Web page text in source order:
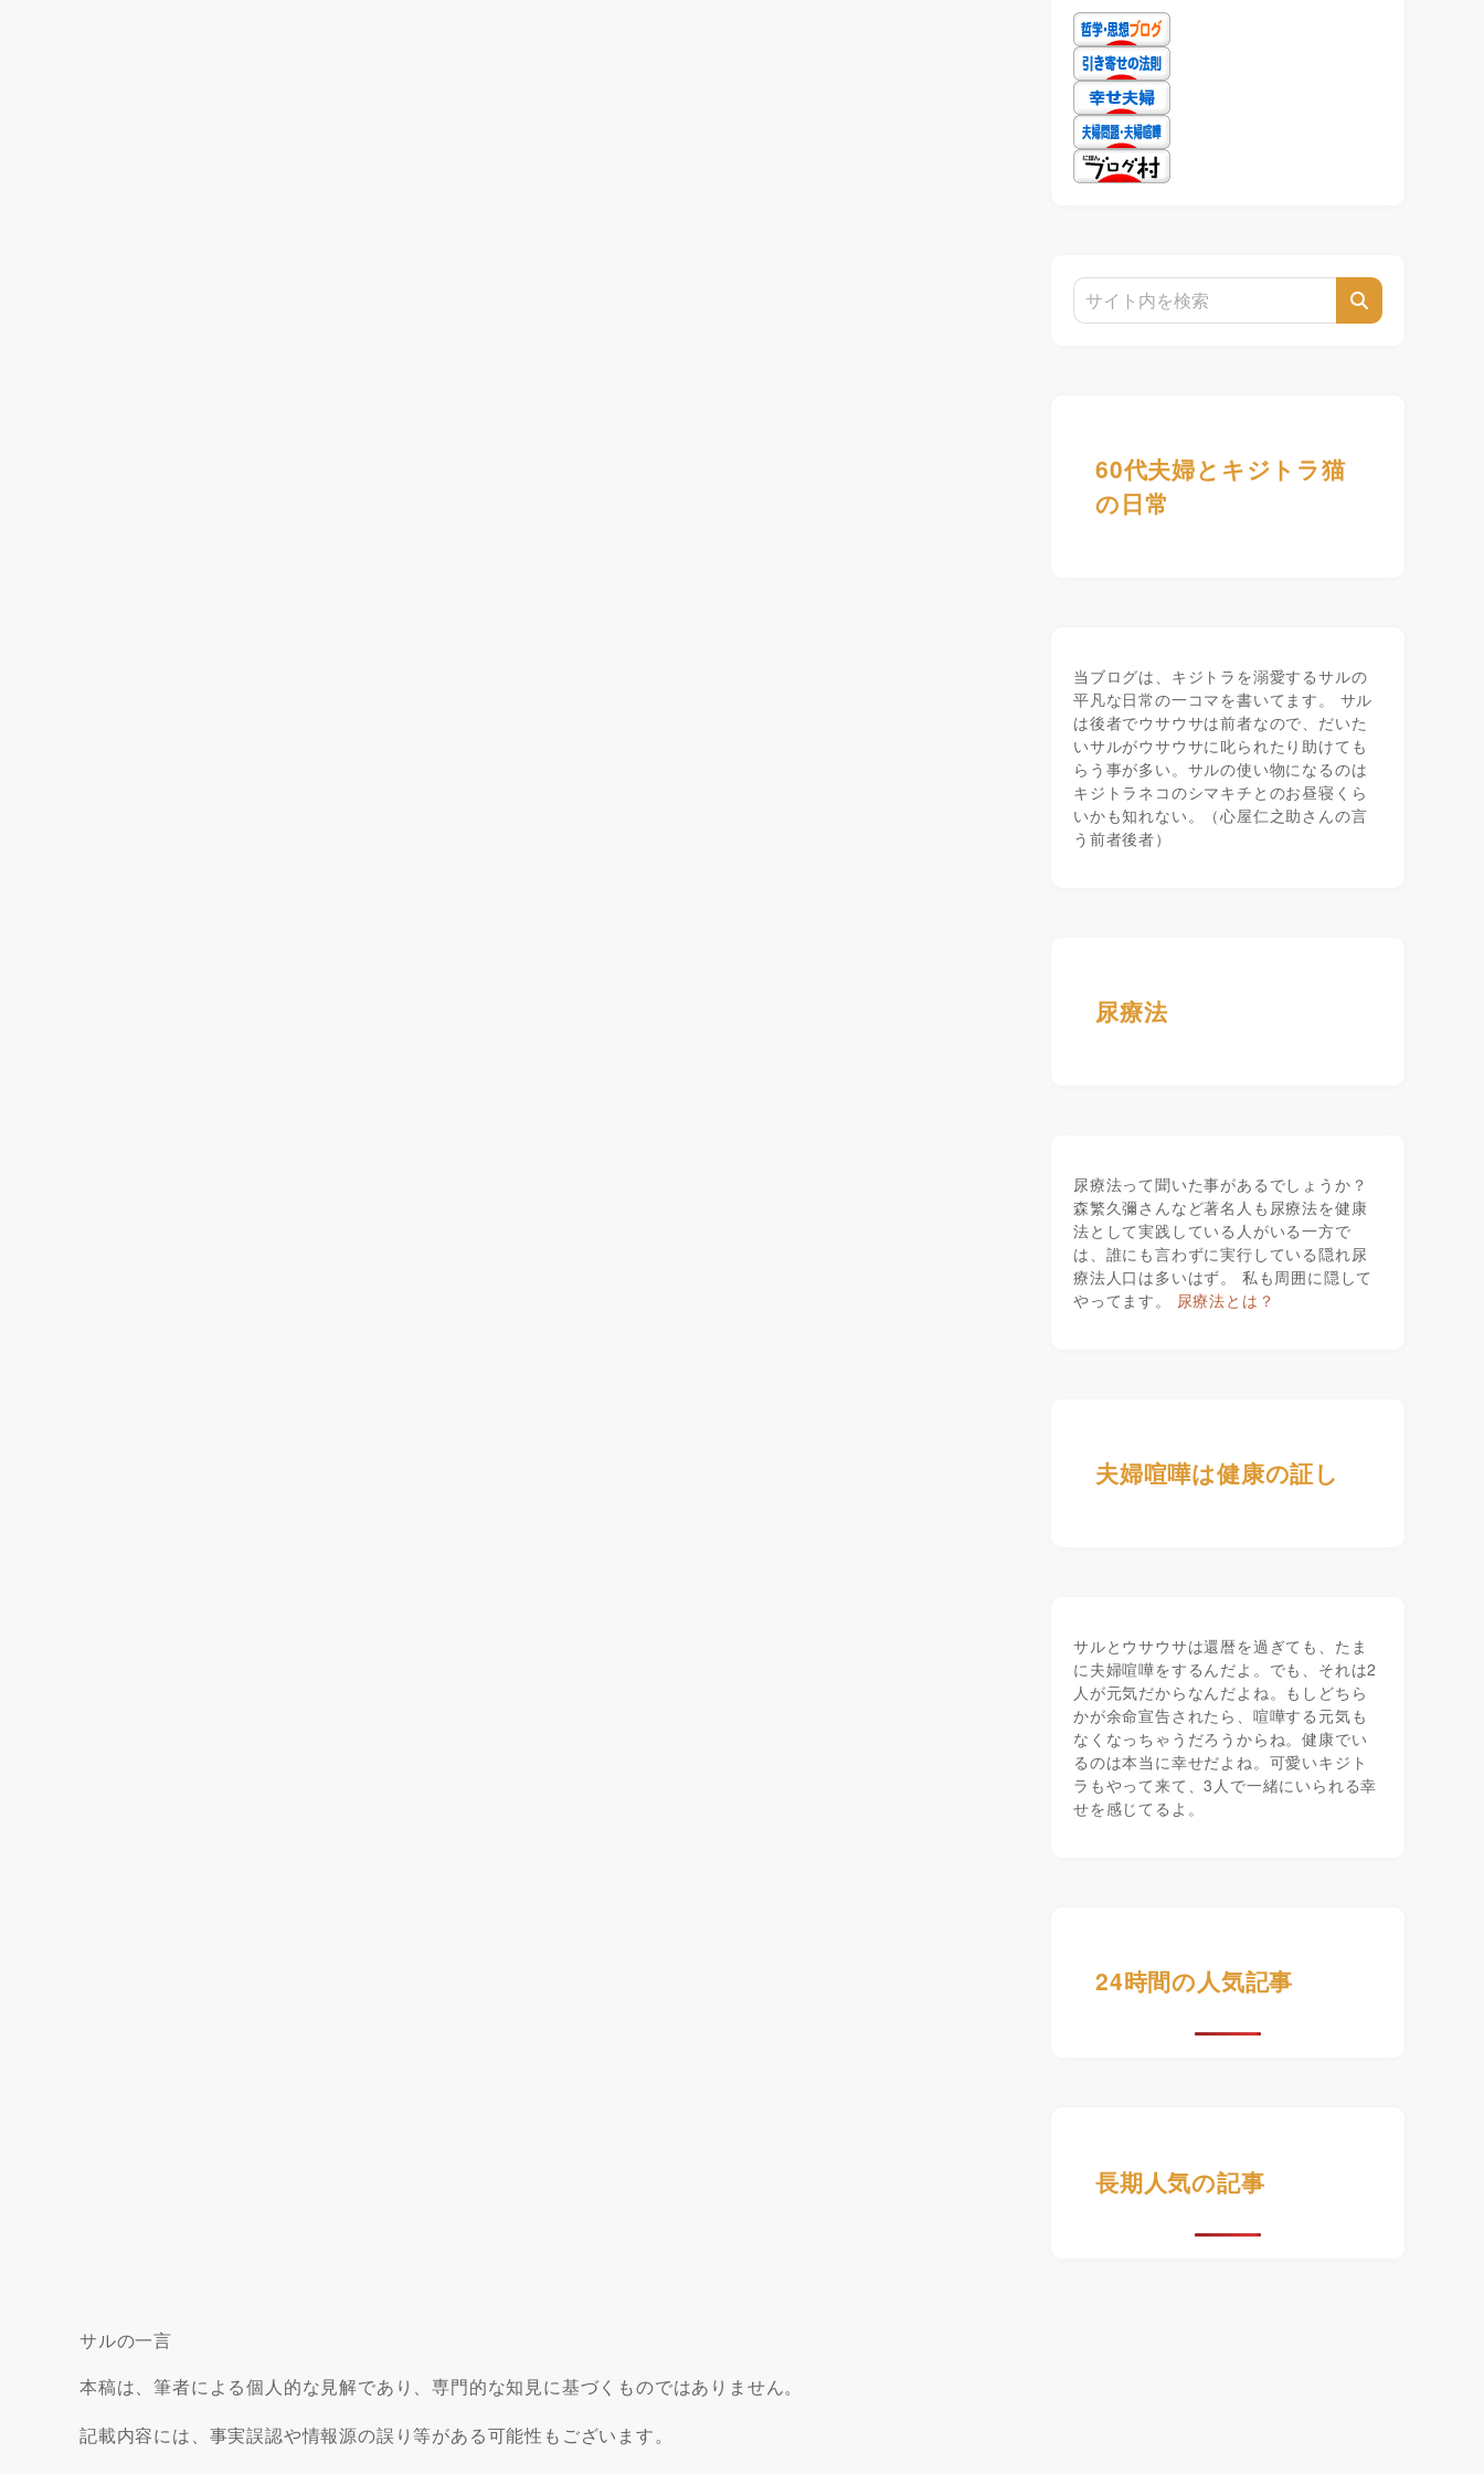
60代夫婦とキジトラ猫
の日常
当ブログは、キジトラを溺愛するサルの
平凡な日常の一コマを書いてます。 サル
は後者でウサウサは前者なので、だいた
いサルがウサウサに叱られたり助けても
らう事が多い。サルの使い物になるのは
キジトラネコのシマキチとのお昼寝くら
いかも知れない。（心屋仁之助さんの言
う前者後者）
尿療法
尿療法って聞いた事があるでしょうか？
森繁久彌さんなど著名人も尿療法を健康
法として実践している人がいる一方で
は、誰にも言わずに実行している隠れ尿
療法人口は多いはず。 私も周囲に隠して
やってます。
尿療法とは？
夫婦喧嘩は健康の証し
サルとウサウサは還暦を過ぎても、たま
に夫婦喧嘩をするんだよ。でも、それは2
人が元気だからなんだよね。もしどちら
かが余命宣告されたら、喧嘩する元気も
なくなっちゃうだろうからね。健康でい
るのは本当に幸せだよね。可愛いキジト
ラもやって来て、3人で一緒にいられる幸
せを感じてるよ。
24時間の人気記事
長期人気の記事
サルの一言
本稿は、筆者による個人的な見解であり、専門的な知見に基づくものではありません。
記載内容には、事実誤認や情報源の誤り等がある可能性もございます。